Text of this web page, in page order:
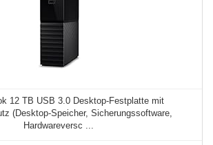
12 TB USB 3.0 Desktop-Festplatte mit
(Desktop-Speicher, Sicherungssoftware,
Hardwareversc ...